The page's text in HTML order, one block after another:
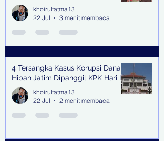
khoirulfatma13
22 Jul
3 menit membaca
4 Tersangka Kasus Korupsi Dana
Hibah Jatim Dipanggil KPK Hari Ini
khoirulfatma13
22 Jul
2 menit membaca